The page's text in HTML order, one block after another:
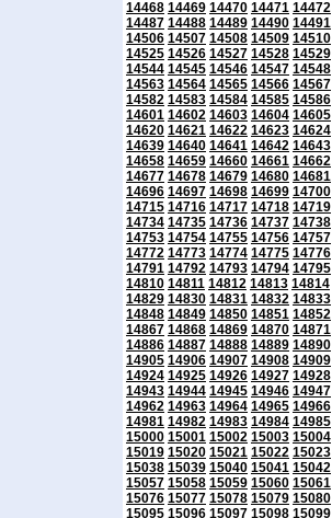
14468 14469 14470 14471 14472
14487 14488 14489 14490 14491
14506 14507 14508 14509 14510
14525 14526 14527 14528 14529
14544 14545 14546 14547 14548
14563 14564 14565 14566 14567
14582 14583 14584 14585 14586
14601 14602 14603 14604 14605
14620 14621 14622 14623 14624
14639 14640 14641 14642 14643
14658 14659 14660 14661 14662
14677 14678 14679 14680 14681
14696 14697 14698 14699 14700
14715 14716 14717 14718 14719
14734 14735 14736 14737 14738
14753 14754 14755 14756 14757
14772 14773 14774 14775 14776
14791 14792 14793 14794 14795
14810 14811 14812 14813 14814
14829 14830 14831 14832 14833
14848 14849 14850 14851 14852
14867 14868 14869 14870 14871
14886 14887 14888 14889 14890
14905 14906 14907 14908 14909
14924 14925 14926 14927 14928
14943 14944 14945 14946 14947
14962 14963 14964 14965 14966
14981 14982 14983 14984 14985
15000 15001 15002 15003 15004
15019 15020 15021 15022 15023
15038 15039 15040 15041 15042
15057 15058 15059 15060 15061
15076 15077 15078 15079 15080
15095 15096 15097 15098 15099